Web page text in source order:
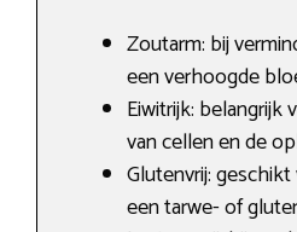
Zoutarm: bij
een verhoogde
Eiwitrijk: belangrijk
van cellen en de
Glutenvrij:
een tarwe- of